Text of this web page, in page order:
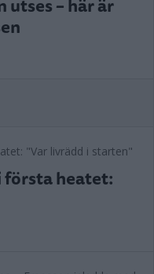
första heatet: